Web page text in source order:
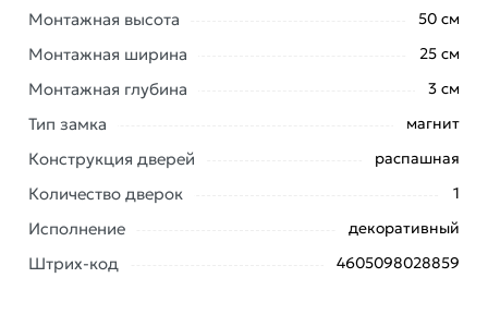
Люк настенный Evecs ЛТ2550Мп 31х56 см - это
продукт, разработанный компанией Evecs для
обеспечения удобного доступа к скрытым узлам и
инженерным коммуникациям в стенах.
Монтажная высота 50 см
Монтажная ширина 25 см
Монтажная глубина 3 см
Тип замка магнит
Конструкция дверей распашная
Количество дверок 1
Исполнение декоративный
Штрих-код 4605098028859